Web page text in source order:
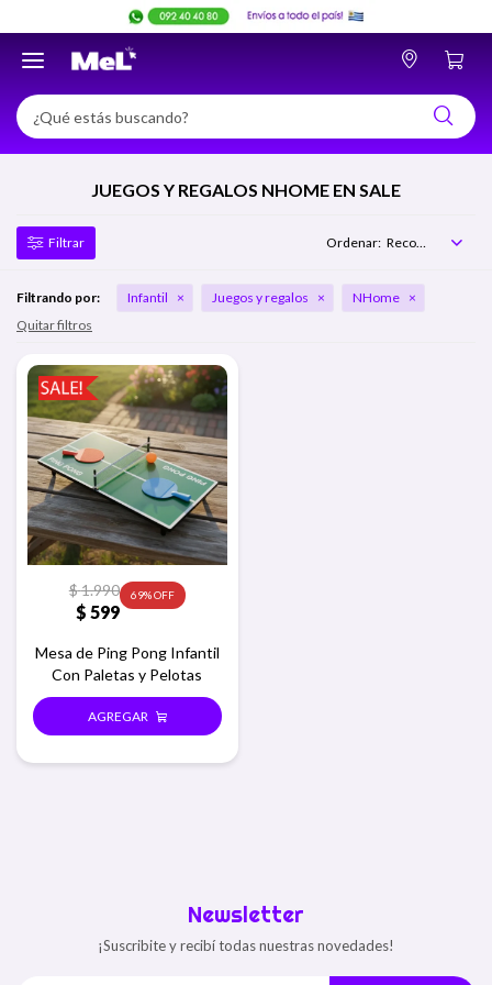

JUEGOS Y REGALOS NHOME EN SALE
Recomendados
Filtrando por: Infantil Juegos y regalos
NHome
Quitar filtros
$ 599
$1.990 69
Mesa de Ping Pong Infantil
Con Paletas y Pelotas
Newsletter
¡Suscribite y recibí todas nuestras novedades!